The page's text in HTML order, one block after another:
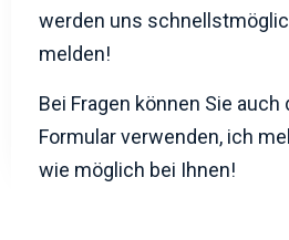
werden uns
melden!
Bei Fragen können Sie
Formular verwenden, ich
wie möglich bei Ihnen!